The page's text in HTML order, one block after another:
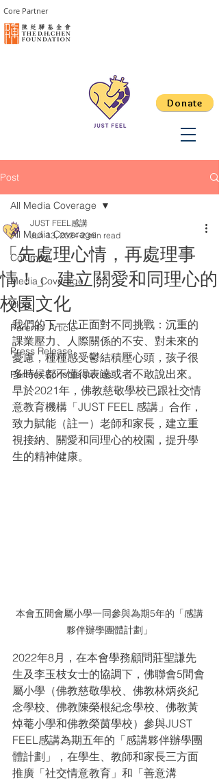
Donate
Core Partner
Post
All Media Coverage
Columns
Media Coverage
Blog
Parents' Article
Press Release
Partner Schools stories
All Media Coverage
「先處理心情，再處理事
情！」 建立關愛和同理心的
校園文化
JUST FEEL感講
Jun 13, 2024 2 min read
我們的下一代正面對不同挑戰：沉重的
課業壓力、人際關係的不安、對未來的
憂慮，種種感受鬱結積壓心頭，孩子很
多時候都不懂得表達或者不敢說出來。
早於2021年，佛教慈敬學校已跟社交情
意教育機構「JUST FEEL 感講」合作，
致力賦能（註一）老師和家長，建立重
視接納、關愛和同理心的校園，提升學
生的精神健康。
本會五間會屬小學一同參與為期5年的「感講
夥伴辦學團體計劃」
2022年8月，在本會學務顧問莊聖謙先
生及李玉枝女士的協調下，佛聯會5間會
屬小學（佛教慈敬學校、佛教林炳炎紀
念學校、佛教陳榮根紀念學校、佛教黃
焯菴小學和佛教榮茵學校）參與JUST
FEEL感講為期五年的「感講夥伴辦學團
體計劃」，在學生、教師和家長三方面
推廣「社交情意教育」和「善意溝